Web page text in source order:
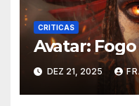
CRITICAS
Avatar: Fogo
DEZ 21, 2025